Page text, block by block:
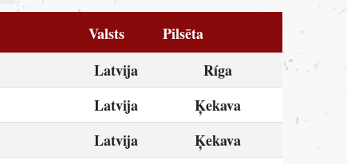
Valsts
Pilsēta
Latvija
Ríga
Latvija
Ķekava
Latvija
Ķekava